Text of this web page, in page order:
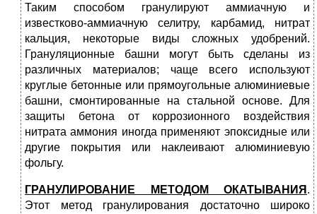
Таким способом гранулируют аммиачную и
известково-аммиачную селитру, карбамид, нитрат
кальция, некоторые виды сложных удобрений.
Грануляционные башни могут быть сделаны из
различных материалов; чаще всего используют
круглые бетонные или прямоугольные алюминиевые
башни, смонтированные на стальной основе. Для
защиты бетона от коррозионного воздействия
нитрата аммония иногда применяют эпоксидные или
другие покрытия или наклеивают алюминиевую
фольгу.
ГРАНУЛИРОВАНИЕ МЕТОДОМ ОКАТЫВАНИЯ .
Этот метод гранулирования достаточно широко